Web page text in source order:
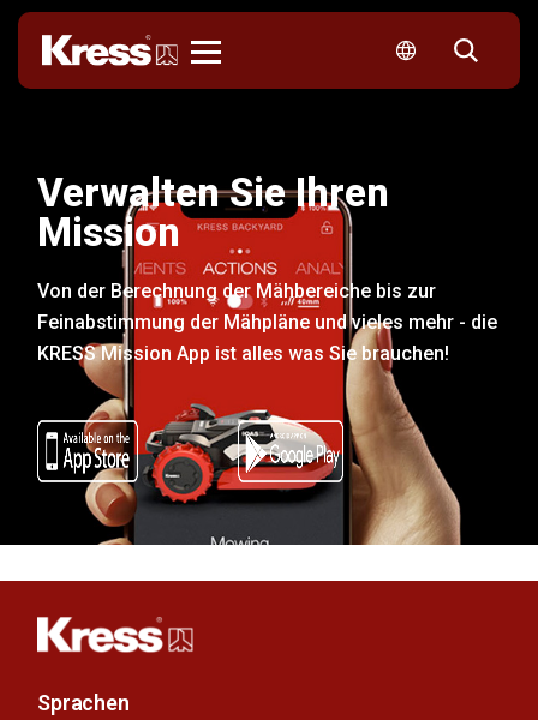
Verwalten Sie Ihren
Mission
Von der Berechnung der Mähbereiche bis zur
Feinabstimmung der Mähpläne und vieles mehr - die
KRESS Mission App ist alles was Sie brauchen!
Sprachen